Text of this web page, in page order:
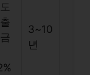
3~10
년